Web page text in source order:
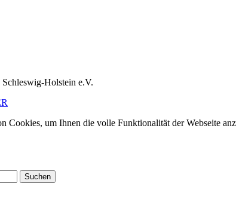
Holstein e.V.
Cookies, um Ihnen die volle Funktionalität der Webseite